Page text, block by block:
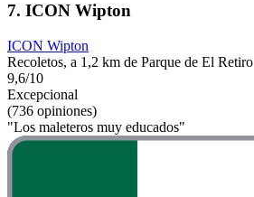
7. ICON Wipton
ICON Wipton
Recoletos, a 1,2 km de Parque de El Retiro
9,6/10
Excepcional
(736 opiniones)
"Los maleteros muy educados"